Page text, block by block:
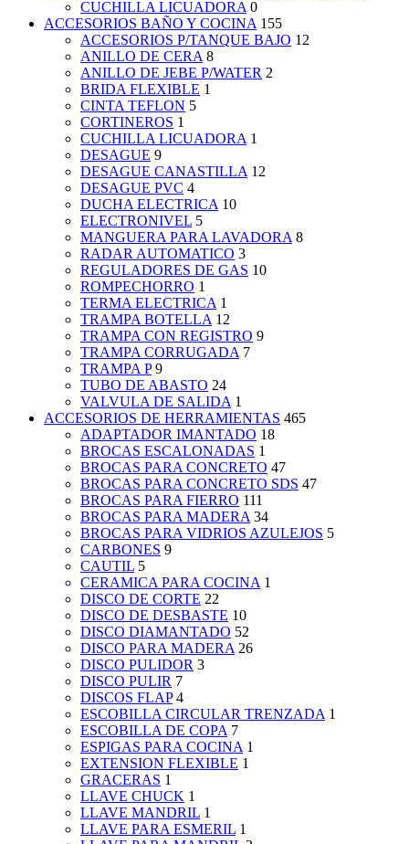
CUCHILLA LICUADORA 0
ACCESORIOS BAÑO Y COCINA 155
ACCESORIOS P/TANQUE BAJO 12
ANILLO DE CERA 8
ANILLO DE JEBE P/WATER 2
BRIDA FLEXIBLE 1
CINTA TEFLON 5
CORTINEROS 1
CUCHILLA LICUADORA 1
DESAGUE 9
DESAGUE CANASTILLA 12
DESAGUE PVC 4
DUCHA ELECTRICA 10
ELECTRONIVEL 5
MANGUERA PARA LAVADORA 8
RADAR AUTOMATICO 3
REGULADORES DE GAS 10
ROMPECHORRO 1
TERMA ELECTRICA 1
TRAMPA BOTELLA 12
TRAMPA CON REGISTRO 9
TRAMPA CORRUGADA 7
TRAMPA P 9
TUBO DE ABASTO 24
VALVULA DE SALIDA 1
ACCESORIOS DE HERRAMIENTAS 465
ADAPTADOR IMANTADO 18
BROCAS ESCALONADAS 1
BROCAS PARA CONCRETO 47
BROCAS PARA CONCRETO SDS 47
BROCAS PARA FIERRO 111
BROCAS PARA MADERA 34
BROCAS PARA VIDRIOS AZULEJOS 5
CARBONES 9
CAUTIL 5
CERAMICA PARA COCINA 1
DISCO DE CORTE 22
DISCO DE DESBASTE 10
DISCO DIAMANTADO 52
DISCO PARA MADERA 26
DISCO PULIDOR 3
DISCO PULIR 7
DISCOS FLAP 4
ESCOBILLA CIRCULAR TRENZADA 1
ESCOBILLA DE COPA 7
ESPIGAS PARA COCINA 1
EXTENSION FLEXIBLE 1
GRACERAS 1
LLAVE CHUCK 1
LLAVE MANDRIL 1
LLAVE PARA ESMERIL 1